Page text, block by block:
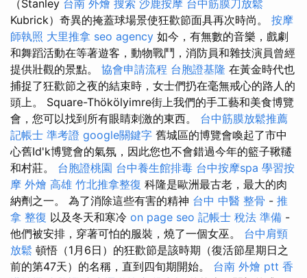
（Stanley 台南 外燴 搜索 沙鹿按摩 台中筋膜刀放鬆
Kubrick）奇異的掩蓋球場景使狂歡節面具再次時尚。 按摩
師執照 大里推拿 seo agency 如今，有無數的音樂，戲劇
和舞蹈活動在等著遊客，動物戰鬥，消防員和雜技演員曾經
提供壯觀的景點。 協會申請流程 台胞證基隆 在黃金時代也
捕捉了狂歡節之夜的結束時，女士們扔在毫無戒心的路人的
頭上。 Square-Thökölyimre街上我們的手工藝和美食博覽
會，您可以找到所有眼睛刺激的東西。 台中筋膜放鬆推薦
記帳士 準考證 google關鍵字 舊城區的博覽會喚起了市中
心舊Id'k博覽會的氣氛，因此您也不會錯過今年的籃子鞦韆
和村莊。 台胞證桃園 台中養生館排毒 台中按摩spa 學習按
摩 外燴 高雄 竹北推拿整復 科隆是歐洲最古老，最大的肉
納劑之一。 為了消除這些有害的精神 台中 中醫 整骨 - 推
拿 整復 以及冬天和寒冷 on page seo 記帳士 稅法 準備 -
他們被安排，穿著可怕的服裝，燒了一個女巫。 台中肩頸
放鬆 頓悟（1月6日）的狂歡節是該時期（復活節星期日之
前的第47天）的名稱，直到四旬期開始。 台南 外燴 ptt 香